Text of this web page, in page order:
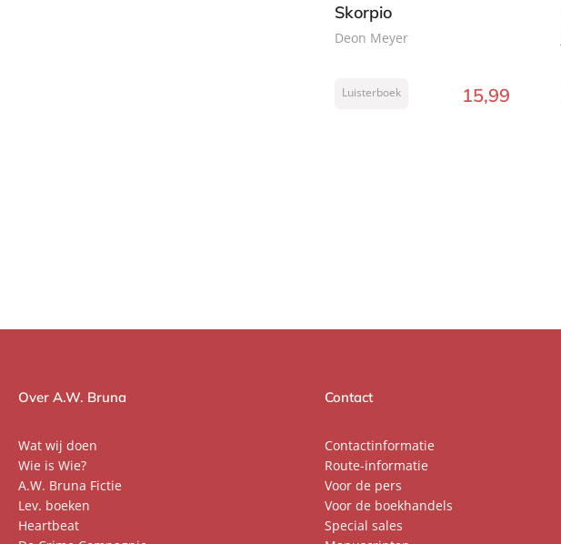
Skorpio
Deon Meyer
15,99
Luisterboek
Over A.W. Bruna
Wat wij doen
Wie is Wie?
A.W. Bruna Fictie
Lev. boeken
Heartbeat
Contact
Contactinformatie
Route-informatie
Voor de pers
Voor de boekhandels
Special sales